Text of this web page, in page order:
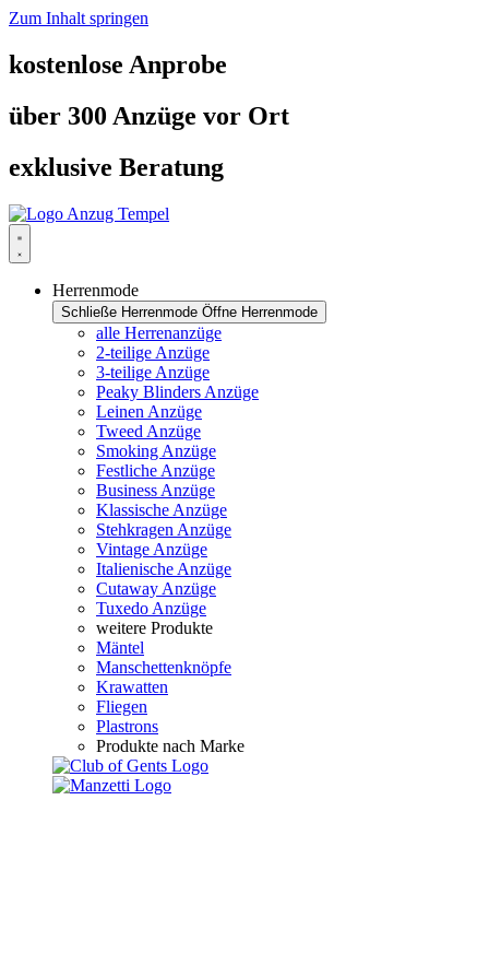
Zum Inhalt springen
kostenlose Anprobe
über 300 Anzüge vor Ort
exklusive Beratung
Herrenmode
Schließe Herrenmode Öffne Herrenmode
alle Herrenanzüge
2-teilige Anzüge
3-teilige Anzüge
Peaky Blinders Anzüge
Leinen Anzüge
Tweed Anzüge
Smoking Anzüge
Festliche Anzüge
Business Anzüge
Klassische Anzüge
Stehkragen Anzüge
Vintage Anzüge
Italienische Anzüge
Cutaway Anzüge
Tuxedo Anzüge
weitere Produkte
Mäntel
Manschettenknöpfe
Krawatten
Fliegen
Plastrons
Produkte nach Marke